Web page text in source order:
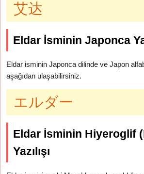
艾达
Eldar İsminin Japonca
Eldar isminin Japonca dilinde ve Japon
aşağıdan ulaşabilirsiniz.
エルダー
Eldar İsminin Hiyeroglif
Yazılışı